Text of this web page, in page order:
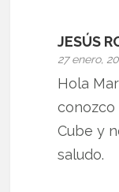
JESÚS
27 enero,
Hola
conozco
Cube y
saludo.